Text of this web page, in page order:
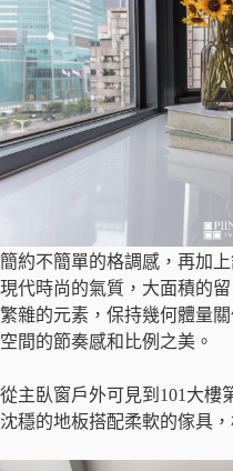
簡約不簡單的格調感，再加
現代時尚的氣質，大面積的
繁雜的元素，保持幾何體量
空間的節奏感和比例之美。
從主臥窗戶外可見到101大樓
沈穩的地板搭配柔軟的傢具